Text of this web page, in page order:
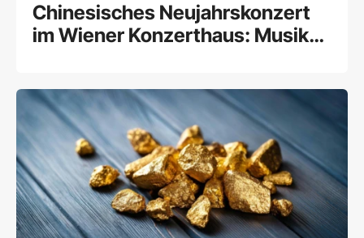
Chinesisches Neujahrskonzert
im Wiener Konzerthaus: Musik